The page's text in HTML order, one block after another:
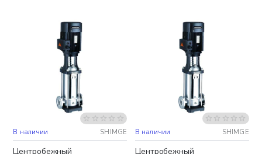
Бесплатная доставка
В наличии SHIMGE
Центробежный
Бесплатная доставка
В наличии SHIMGE
Центробежный